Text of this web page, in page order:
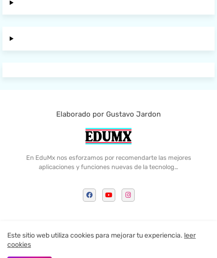
Elaborado por Gustavo Jardon
En EduMx nos esforzamos por recomendarte las mejores
aplicaciones y funciones nuevas de la tecnolog…
Home Contactame Politica de Privacidad
Este sitio web utiliza cookies para mejorar tu experiencia. leer
cookies